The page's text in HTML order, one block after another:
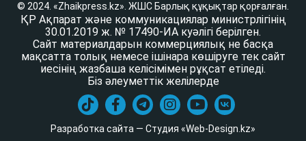
© 2024. «Zhaikpress.kz». ЖШС Барлық құқықтар қорғалған.
ҚР Ақпарат және коммуникациялар министрлігінің
30.01.2019 ж. № 17490-ИА куәлігі берілген.
Сайт материалдарын коммерциялық не басқа
мақсатта толық немесе ішінара көшіруге тек сайт
иесінің жазбаша келісімімен рұқсат етіледі.
Біз әлеуметтік желілерде
Разработка сайта — Студия «Web-Design.kz»